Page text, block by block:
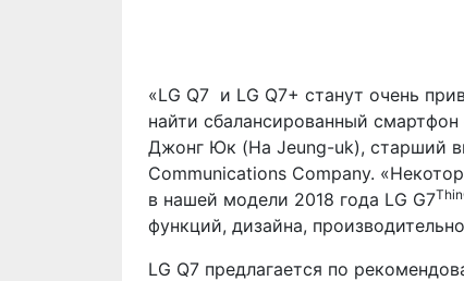
«LG Q7 и LG Q7+ станут очень
найти сбалансированный
Джонг Юк (Ha Jeung-uk), старший
Communications Company.
в нашей модели 2018 года LG G7
функций, дизайна,
LG Q7 предлагается по